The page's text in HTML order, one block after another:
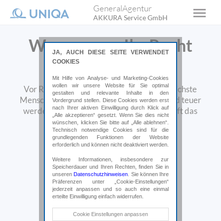
GeneralAgentur
AKKURA Service GmbH
Wenn es um Ihr Recht
Vor Rechtsstreitigkeiten ist auch der friedlichste
Mensch nicht gefeit. Das kann belastend und teuer
werden. Eine Rechtsschutzversicherung hilft das
finanzielle Risiko zu minimieren.
Online abschließen*
*Weiterleitung auf uniqa.at
JA, AUCH DIESE SEITE VERWENDET
COOKIES
Mit Hilfe von Analyse- und Marketing-Cookies
wollen wir unsere Website für Sie optimal
gestalten und relevante Inhalte in den
Vordergrund stellen. Diese Cookies werden erst
nach Ihrer aktiven Einwilligung durch Klick auf
„Alle akzeptieren“ gesetzt. Wenn Sie dies nicht
wünschen, klicken Sie bitte auf „Alle ablehnen“.
Technisch notwendige Cookies sind für die
grundlegenden Funktionen der Website
erforderlich und können nicht deaktiviert werden.
Weitere Informationen, insbesondere zur
Speicherdauer und Ihren Rechten, finden Sie in
unserenDatenschutzhinweisen . Sie können Ihre
Präferenzen unter „Cookie-Einstellungen“
jederzeit anpassen und so auch eine einmal
erteilte Einwilligung einfach widerrufen.
Technische Cookies
Cookie Einstellungen anpassen